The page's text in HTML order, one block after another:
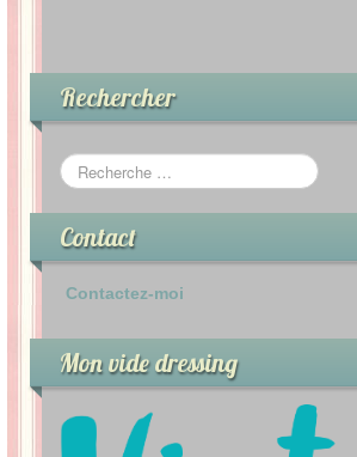
Rechercher
Contact
Contactez-moi
Mon vide dressing